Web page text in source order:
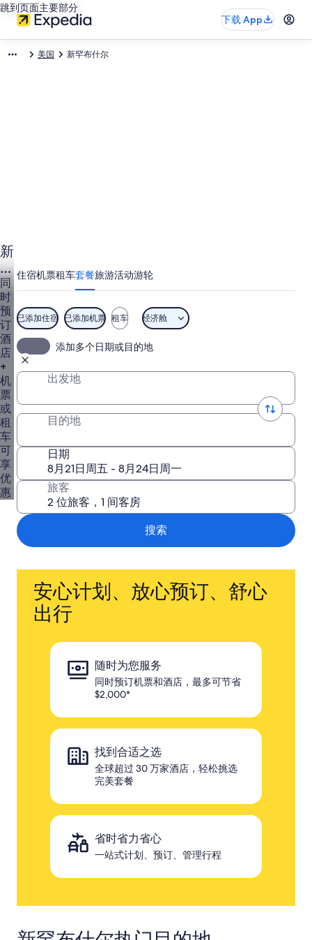
跳到页面主要部分
下载 App
美国 新罕布什尔
新
罕
布
什
尔
旅
游
套
餐
和
自
由
行
旅
游
优
同
时
预
订
酒
店
+
机
票
或
租
车
可
享
优
惠
住宿机票租车套餐旅游活动游轮
已添加住宿 已添加机票 租车 经济舱
添加多个日期或目的地
出发地
目的地
日期
旅客
搜索
安心计划、放心预订、舒心
出行
随时为您服务
同时预订机票和酒店，最多可节省
$2,000*
找到合适之选
全球超过 30 万家酒店，轻松挑选
完美套餐
省时省力省心
一站式计划、预订、管理行程